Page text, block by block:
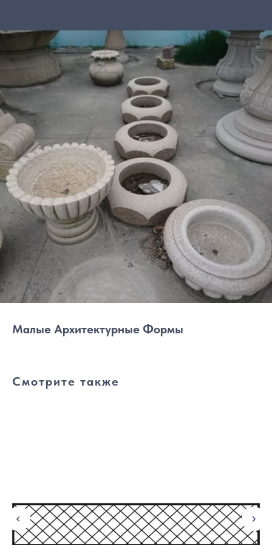
Малые Архитектурные Формы
Смотрите также